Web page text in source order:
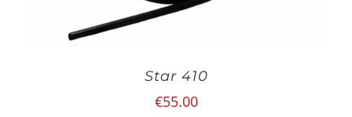
Star 410
€55.00